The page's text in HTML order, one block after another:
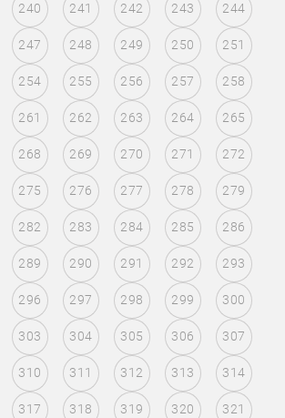
240 241 242 243 244
247 248 249 250 251
254 255 256 257 258
261 262 263 264 265
268 269 270 271 272
275 276 277 278 279
282 283 284 285 286
289 290 291 292 293
296 297 298 299 300
303 304 305 306 307
310 311 312 313 314
317 318 319 320 321